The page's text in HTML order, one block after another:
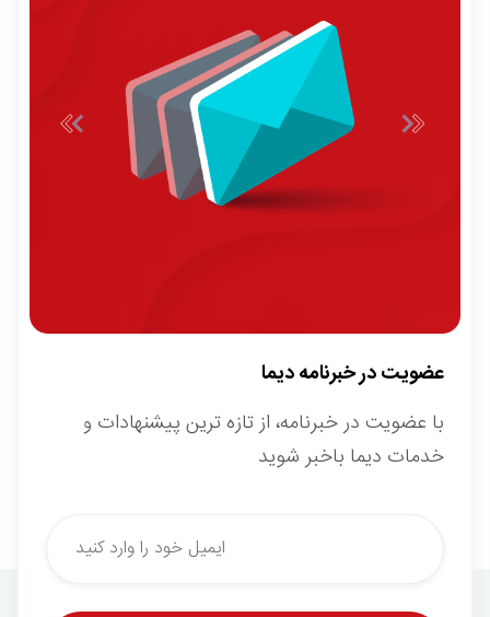
عضویت در خبرنامه دیما
با عضویت در خبرنامه، از تازه ترین پیشنهادات و
خدمات دیما باخبر شوید